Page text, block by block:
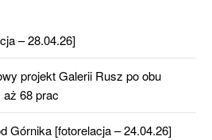
– 28.04.26]
projekt Galerii Rusz po obu
68 prac
Górnika [fotorelacja – 24.04.26]